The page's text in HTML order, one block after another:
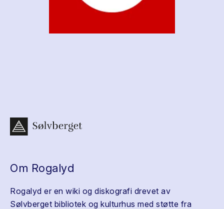
Om Rogalyd
Rogalyd er en wiki og diskografi drevet av
Sølvberget bibliotek og kulturhus med støtte fra